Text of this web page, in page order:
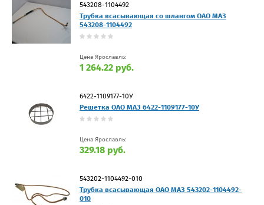
543208-1104492
Трубка всасывающая со шлангом ОАО МАЗ
543208-1104492
Цена Ярославль:
1 264.22 руб.
6422-1109177-10У
Решетка ОАО МАЗ 6422-1109177-10У
Цена Ярославль:
329.18 руб.
543202-1104492-010
Трубка всасывающая ОАО МАЗ 543202-1104492-
010